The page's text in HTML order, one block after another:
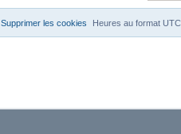
s
g
e
r
m
e
s
r
n
e
g
Heures au format
Supprimer les cookies